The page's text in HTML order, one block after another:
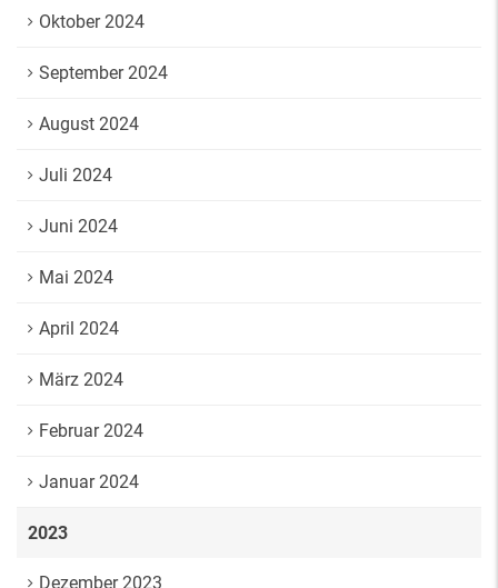
Oktober 2024
September 2024
August 2024
Juli 2024
Juni 2024
Mai 2024
April 2024
März 2024
Februar 2024
Januar 2024
2023
Dezember 2023